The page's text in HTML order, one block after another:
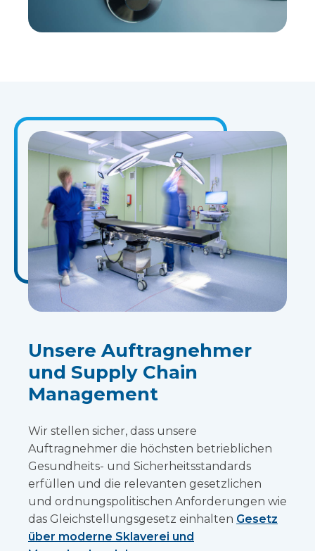
Unsere Auftragnehmer
und Supply Chain
Management
Wir stellen sicher, dass unsere
Auftragnehmer die höchsten betrieblichen
Gesundheits- und Sicherheitsstandards
erfüllen und die relevanten gesetzlichen
und ordnungspolitischen Anforderungen wie
das Gleichstellungsgesetz einhalten Gesetz
über moderne Sklaverei und